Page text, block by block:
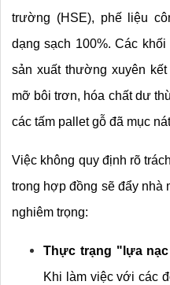
trường (HSE), phế liệu
dạng sạch 100%. Các
sản xuất thường xuyên
mỡ bôi trơn, hóa chất dư
các tấm pallet gỗ đã mục
Việc không quy định rõ
trong hợp đồng sẽ đẩy nhà
nghiêm trọng:
Thực trạng "lựa
Khi làm việc với các